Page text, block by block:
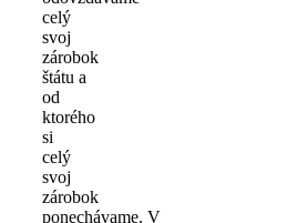
celý
svoj
zárobok
štátu a
od
ktorého
si
celý
svoj
zárobok
ponechávame. V